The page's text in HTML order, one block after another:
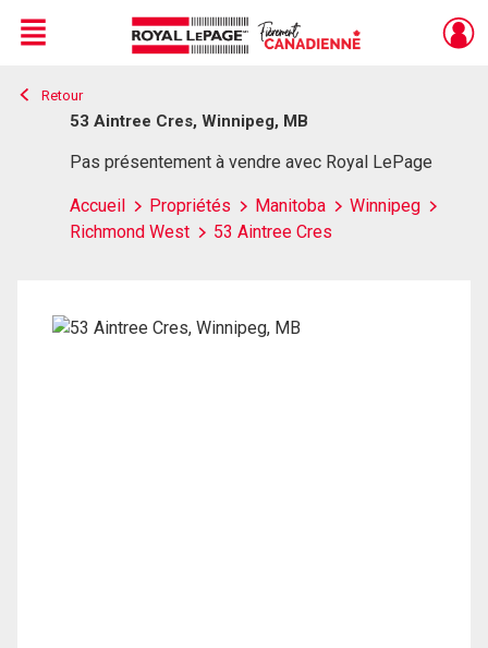
Live
En Direct
Menu
Retour
53 Aintree Cres, Winnipeg, MB
Pas présentement à vendre avec Royal LePage
Accueil Propriétés Manitoba
Winnipeg
Richmond West
53 Aintree Cres